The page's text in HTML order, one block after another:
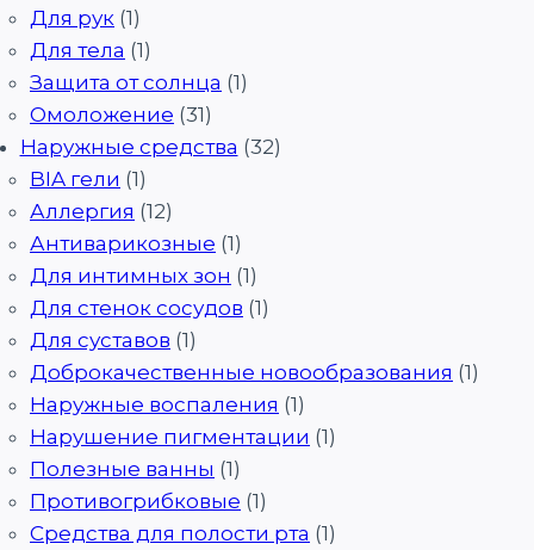
Для рук (1)
Для тела (1)
Защита от солнца (1)
Омоложение (31)
Наружные средства (32)
BIA гели (1)
Аллергия (12)
Антиварикозные (1)
Для интимных зон (1)
Для стенок сосудов (1)
Для суставов (1)
Доброкачественные новообразования (1)
Наружные воспаления (1)
Нарушение пигментации (1)
Полезные ванны (1)
Противогрибковые (1)
Средства для полости рта (1)